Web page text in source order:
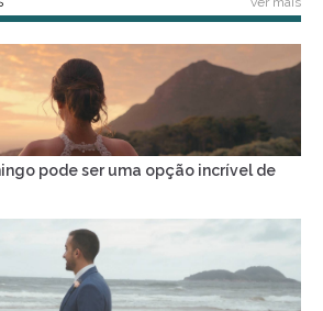
pode ser uma opção incrível de